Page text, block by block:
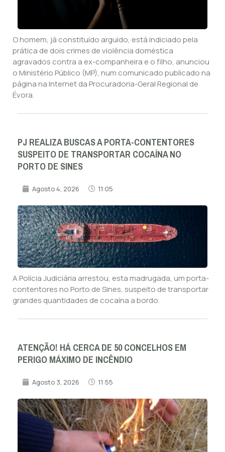
O homem, já constituído arguido, está indiciado pela
prática de dois crimes de violência doméstica
agravados contra a ex-companheira e o filho, anunciou
o Ministério Público (MP), num comunicado publicado na
página na Internet da Procuradoria-Geral Regional de
Évora.
PJ REALIZA BUSCAS A PORTA-CONTENTORES
SUSPEITO DE TRANSPORTAR COCAÍNA NO
PORTO DE SINES
Agosto 4, 2026 11:05
A Polícia Judiciária arrestou, esta madrugada, um porta-
contentores no Porto de Sines, suspeito de transportar
grandes quantidades de cocaína a bordo.
ATENÇÃO! HÁ CERCA DE 50 CONCELHOS EM
PERIGO MÁXIMO DE INCÊNDIO
Agosto 3, 2026 11:55